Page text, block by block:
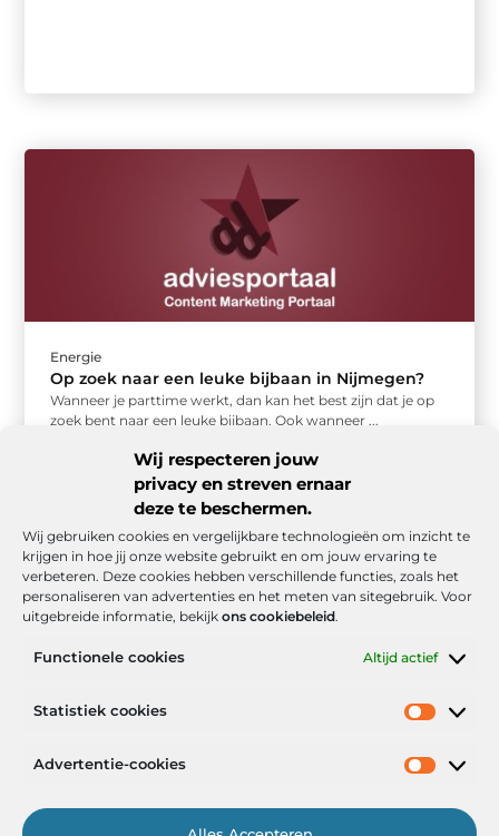
Wij respecteren jouw
privacy en streven ernaar
deze te beschermen.
Wij gebruiken cookies en vergelijkbare technologieën om inzicht te
krijgen in hoe jij onze website gebruikt en om jouw ervaring te
verbeteren. Deze cookies hebben verschillende functies, zoals het
personaliseren van advertenties en het meten van sitegebruik. Voor
uitgebreide informatie, bekijk ons cookiebeleid.
Functionele cookies Altijd actief
Statistiek cookies
Advertentie-cookies
Energie
Op zoek naar een leuke bijbaan in Nijmegen?
Wanneer je parttime werkt, dan kan het best zijn dat je op
zoek bent naar een leuke bijbaan. Ook wanneer ...
Onze informatie